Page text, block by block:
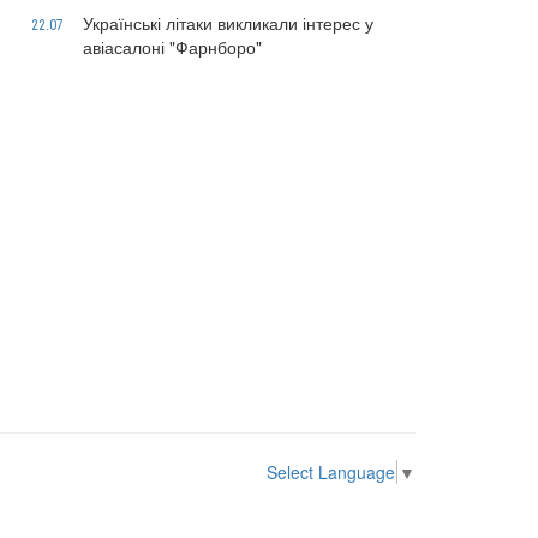
22.07
Українські літаки викликали інтерес у
авіасалоні "Фарнборо"
Select Language ▼